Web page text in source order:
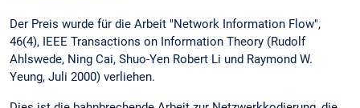
Der Preis wurde für die Arbeit "Network Information Flow",
46(4), IEEE Transactions on Information Theory (Rudolf
Ahlswede, Ning Cai, Shuo-Yen Robert Li und Raymond W.
Yeung, Juli 2000) verliehen.